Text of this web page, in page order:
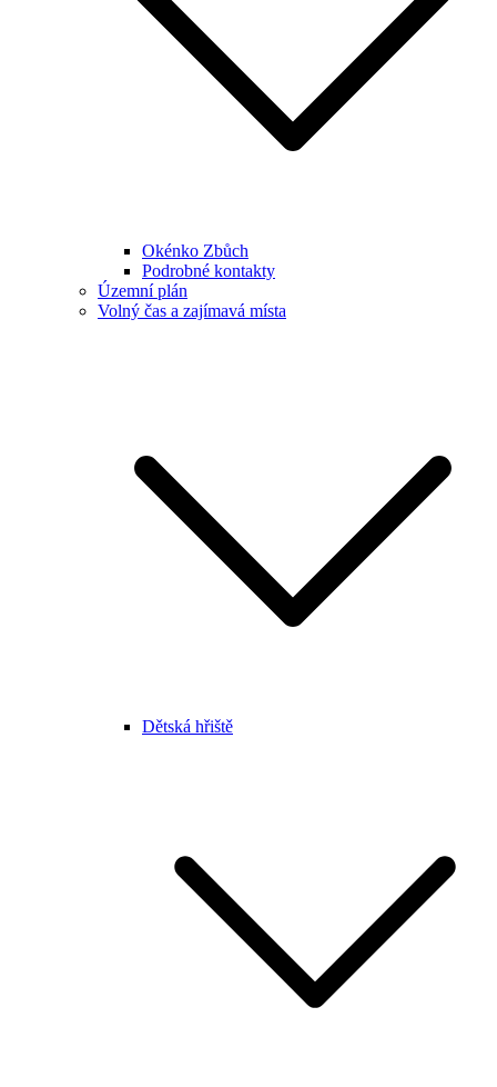
Okénko Zbůch
Podrobné kontakty
Územní plán
Volný čas a zajímavá místa
Dětská hřiště